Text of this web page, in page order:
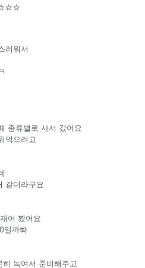
러워서
종류별로 사서 갔어요
먹으려고
같더라구요
어 봤어요
일까봐
녹여서 준비해주고